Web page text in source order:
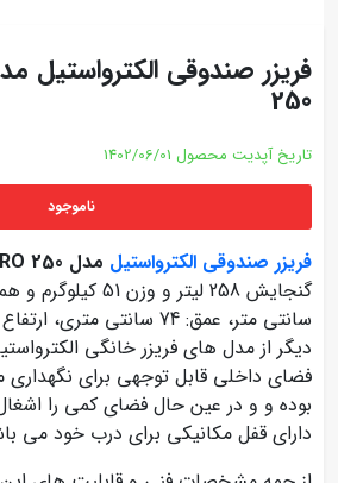
250
تاریخ آپدیت محصول 1402/06/01
ناموجود
فریزر صندوقی الکترواستیل مدل ELECTRO 250
دیگر از مدل های فریزر خانگی
فضای داخلی قابل توجهی برای نگهداری
بوده و و در عین حال فضای کمی را
دارای قفل مکانیکی برای درب خود می